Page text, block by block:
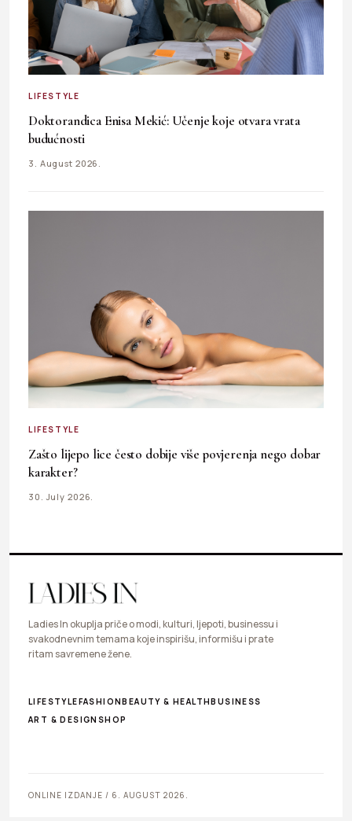
LIFESTYLE
Doktorandica Enisa Mekić: Učenje koje otvara vrata
budućnosti
3. August 2026.
LIFESTYLE
Zašto lijepo lice često dobije više povjerenja nego dobar
karakter?
30. July 2026.
Ladies In okuplja priče o modi, kulturi, ljepoti, businessu i
svakodnevnim temama koje inspirišu, informišu i prate
ritam savremene žene.
LIFESTYLEFASHIONBEAUTY & HEALTHBUSINESS
ART & DESIGN SHOP
ONLINE IZDANJE / 6. AUGUST 2026.